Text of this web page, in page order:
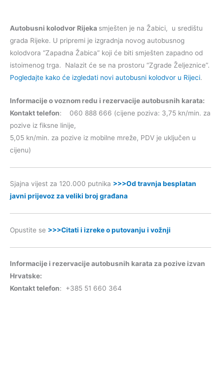
Autobusni kolodvor Rijeka smješten je na Žabici, u središtu
grada Rijeke. U pripremi je izgradnja novog autobusnog
kolodvora “Zapadna Žabica” koji će biti smješten zapadno od
istoimenog trga. Nalazit će se na prostoru “Zgrade Željeznice”.
Pogledajte kako će izgledati novi autobusni kolodvor u Rijeci.
Informacije o voznom redu i rezervacije autobusnih karata:
Kontakt telefon: 060 888 666 (cijene poziva: 3,75 kn/min. za
pozive iz fiksne linije,
5,05 kn/min. za pozive iz mobilne mreže, PDV je uključen u
cijenu)
Sjajna vijest za 120.000 putnika >>>Od travnja besplatan
javni prijevoz za veliki broj građana
Opustite se >>>Citati i izreke o putovanju i vožnji
Informacije i rezervacije autobusnih karata za pozive izvan
Hrvatske:
Kontakt telefon: +385 51 660 364